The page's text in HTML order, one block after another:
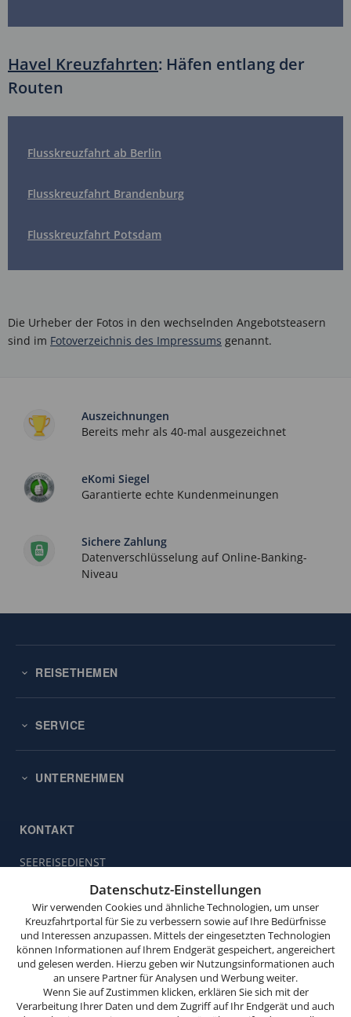
Havel Kreuzfahrten: Häfen entlang der
Routen
Flusskreuzfahrt ab Berlin
Flusskreuzfahrt Brandenburg
Flusskreuzfahrt Potsdam
Die Urheber der Fotos in den wechselnden Angebotsteasern
sind im Fotoverzeichnis des Impressums genannt.
Auszeichnungen
Bereits mehr als 40-mal ausgezeichnet
eKomi Siegel
Garantierte echte Kundenmeinungen
Sichere Zahlung
Datenverschlüsselung auf Online-Banking-
Niveau
REISETHEMEN
SERVICE
UNTERNEHMEN
KONTAKT
SEEREISEDIENST
47119 Duisburg
Buchungsservice:0203 / 30 98 00
(Mo. bis Fr. von 9.00 bis 18.00 Uhr,
Sa. von 10.00 bis 15.00 Uhr,
So. von 10.00 bis 13.00 Uhr,
außer feiertags)
Diese
verwendet
Cookies.
Wenn
Sie
weitersurfen,
stimmen
Sie
Datenschutz-Einstellungen
Wir verwenden Cookies und ähnliche Technologien, um unser
Kreuzfahrtportal für Sie zu verbessern sowie auf Ihre Bedürfnisse
und Interessen anzupassen. Mittels der eingesetzten Technologien
können Informationen auf Ihrem Endgerät gespeichert, angereichert
und gelesen werden. Hierzu geben wir Nutzungsinformationen auch
an unsere Partner für Analysen und Werbung weiter.
Wenn Sie auf Zustimmen klicken, erklären Sie sich mit der
Verarbeitung Ihrer Daten und dem Zugriff auf Ihr Endgerät und auch